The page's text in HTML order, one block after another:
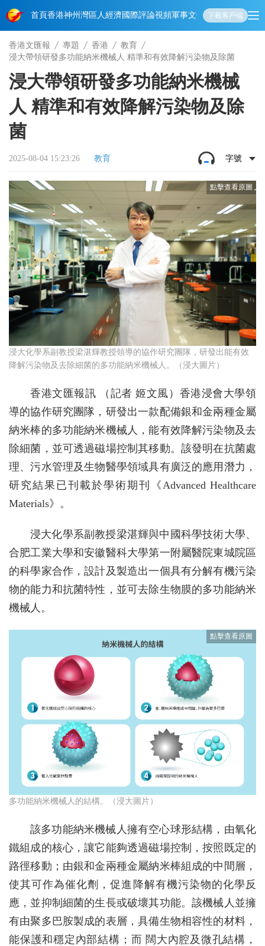
首頁香港神州 灣區人經濟國際評論視頻軍事文化 娛樂生活教育體
下載客戶端
香港文匯報 專題 香港
教育
浸大帶領研發多功能納米機械人 精準和有效降解污染物及除菌
浸大帶領研發多功能納米機械
人 精準和有效降解污染物及除
菌
2025-08-04 15:23:26 教育 字號
浸大化學系副教授梁湛輝教授領導的協作研究團隊，研發出能有效
降解污染物及去除細菌的多功能納米機械人。（浸大圖片）
香港文匯報訊 （記者 姬文風）香港浸會大學領
導的協作研究團隊，研發出一款配備銀和金兩種金屬
納米棒的多功能納米機械人，能有效降解污染物及去
除細菌，並可透過磁場控制其移動。該發明在抗菌處
理、污水管理及生物醫學領域具有廣泛的應用潛力，
研究結果已刊載於學術期刊《Advanced Healthcare
Materials》。
浸大化學系副教授梁湛輝與中國科學技術大學、
合肥工業大學和安徽醫科大學第一附屬醫院東城院區
的科學家合作，設計及製造出一個具有分解有機污染
物的能力和抗菌特性，並可去除生物膜的多功能納米
機械人。
多功能納米機械人的結構。（浸大圖片）
該多功能納米機械人擁有空心球形結構，由氧化
鐵組成的核心，讓它能夠透過磁場控制，按照既定的
路徑移動；由銀和金兩種金屬納米棒組成的中間層，
使其可作為催化劑，促進降解有機污染物的化學反
應，並抑制細菌的生長或破壞其功能。該機械人並擁
有由聚多巴胺製成的表層，具備生物相容性的材料，
能保護和穩定內部結構；而 闊大內腔及微孔結構，